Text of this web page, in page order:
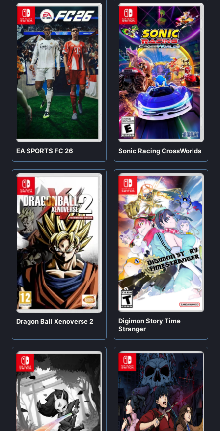
EA SPORTS FC 26 Sonic Racing CrossWorlds
Dragon Ball Xenoverse 2
Digimon Story Time
Stranger